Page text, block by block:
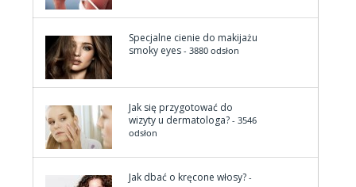
Specjalne cienie do makijażu
smoky eyes - 3880 odsłon
Jak się przygotować do
wizyty u dermatologa? - 3546
odsłon
Jak dbać o kręcone włosy? -